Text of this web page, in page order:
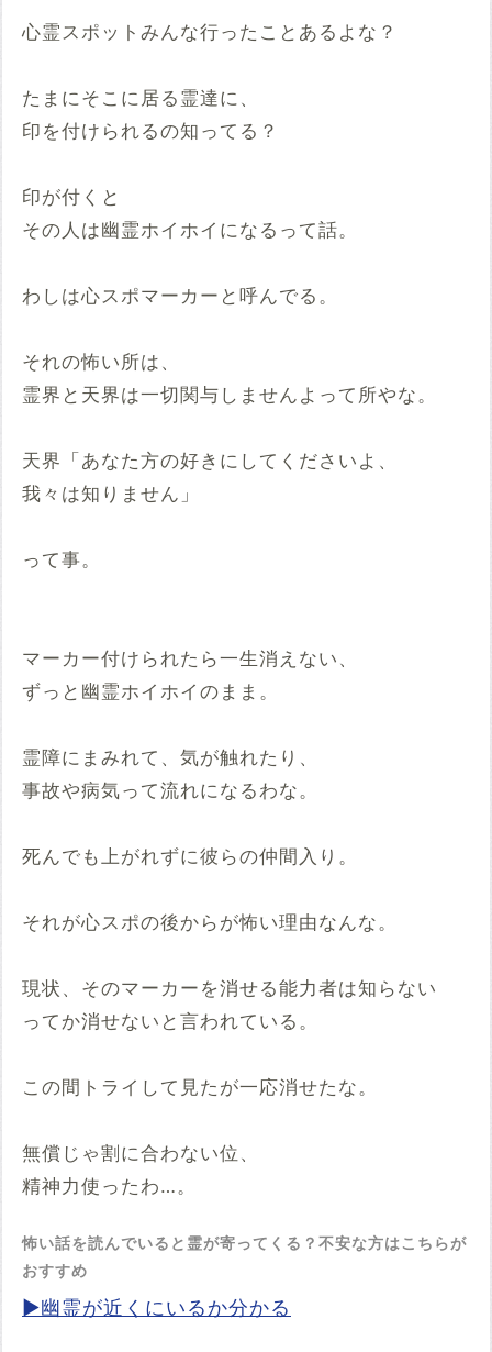
開始時間
投稿する
心霊スポットみんな行ったことあるよな？
たまにそこに居る霊達に、
印を付けられるの知ってる？
印が付くと
その人は幽霊ホイホイになるって話。
わしは心スポマーカーと呼んでる。
それの怖い所は、
霊界と天界は一切関与しませんよって所やな。
天界「あなた方の好きにしてくださいよ、
我々は知りません」
って事。
マーカー付けられたら一生消えない、
ずっと幽霊ホイホイのまま。
霊障にまみれて、気が触れたり、
事故や病気って流れになるわな。
死んでも上がれずに彼らの仲間入り。
それが心スポの後からが怖い理由なんな。
現状、そのマーカーを消せる能力者は知らない
ってか消せないと言われている。
この間トライして見たが一応消せたな。
無償じゃ割に合わない位、
精神力使ったわ…。
怖い話を読んでいると霊が寄ってくる？不安な方はこちらが
おすすめ
▶幽霊が近くにいるか分かる